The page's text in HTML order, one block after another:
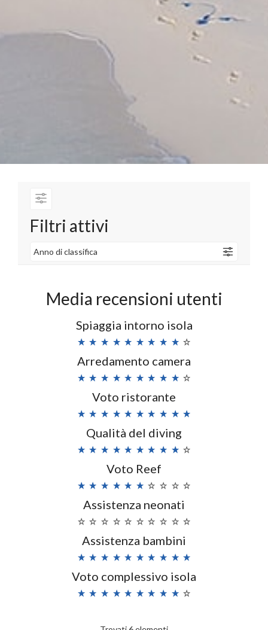
Anno di classifica
Filtri attivi
Media recensioni utenti
Spiaggia intorno isola
Arredamento camera
Voto ristorante
Qualità del diving
Voto Reef
Assistenza neonati
Assistenza bambini
Voto complessivo isola